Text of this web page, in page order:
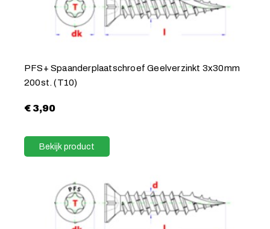
PFS+ Spaanderplaatschroef Geelverzinkt 3x30mm
200st. (T10)
€3,90
Bekijk product